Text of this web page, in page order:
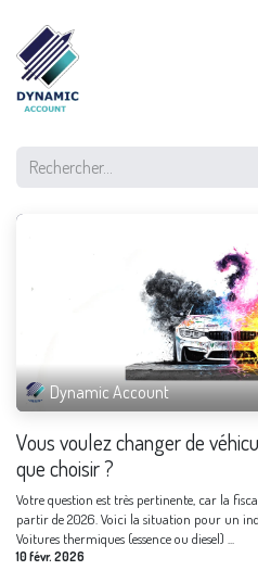
Dynamic Account
Vous voulez changer de
que choisir ?
Votre question est très pertinente, car la
partir de 2026. Voici la situation pour un
Voitures thermiques (essence ou diesel) ...
10 févr. 2026